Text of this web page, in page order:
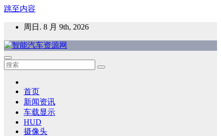
跳至内容
周日. 8 月 9th, 2026
智能汽车资源网
智能表面，智能内饰，新能源汽车，HMI，人车交互，智能车
首页
新闻资讯
车载显示
HUD
摄像头